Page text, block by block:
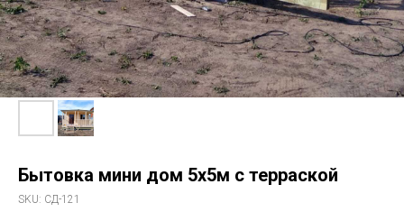
Бытовка мини дом 5х5м с терраской
SKU: СД-121